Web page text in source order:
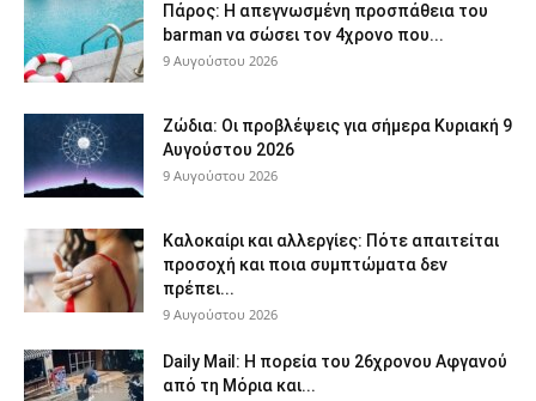
Πάρος: Η απεγνωσμένη προσπάθεια του
barman να σώσει τον 4χρονο που...
9 Αυγούστου 2026
Ζώδια: Οι προβλέψεις για σήμερα Κυριακή 9
Αυγούστου 2026
9 Αυγούστου 2026
Καλοκαίρι και αλλεργίες: Πότε απαιτείται
προσοχή και ποια συμπτώματα δεν
πρέπει...
9 Αυγούστου 2026
Daily Mail: Η πορεία του 26χρονου Αφγανού
από τη Μόρια και...